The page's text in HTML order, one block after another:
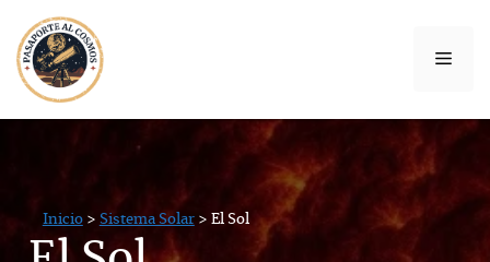
Saltar
contenido
Inicio> Sistema Solar> El Sol